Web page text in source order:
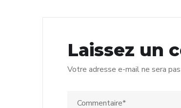
Laissez un
Votre adresse e-mail ne sera